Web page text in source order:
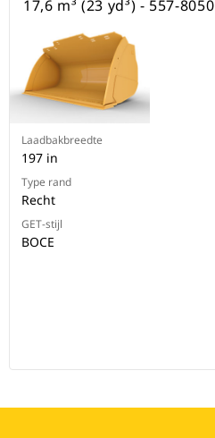
17,6 m³ (23 yd³) - 557-8050
Laadbakbreedte
197 in
Type rand
Recht
GET-stijl
BOCE